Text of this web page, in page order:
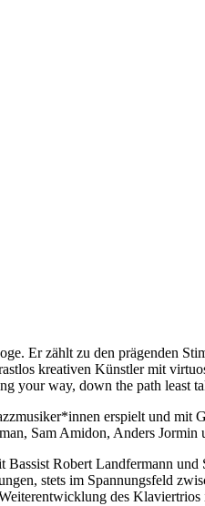
Er zählt zu den prägenden
kreativen Künstler mit
way, down the path least
erspielt und
Sam Amidon, Anders Jormin
Bassist Robert Landfermann
stets im Spannungsfeld
des